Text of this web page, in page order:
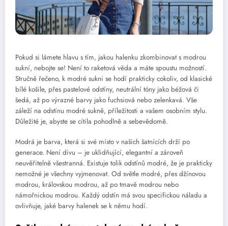
Pokud si lámete hlavu s tím, jakou halenku zkombinovat s modrou
sukní, nebojte se! Není to raketová věda a máte spoustu možností.
Stručně řečeno, k modré sukni se hodí prakticky cokoliv, od klasické
bílé košile, přes pastelové odstíny, neutrální tóny jako béžová či
šedá, až po výrazné barvy jako fuchsiová nebo zelenkavá. Vše
záleží na odstínu modré sukně, příležitosti a vašem osobním stylu.
Důležité je, abyste se cítila pohodlně a sebevědomě.
Modrá je barva, která si své místo v našich šatnících drží po
generace. Není divu – je uklidňující, elegantní a zároveň
neuvěřitelně všestranná. Existuje tolik odstínů modré, že je prakticky
nemožné je všechny vyjmenovat. Od světle modré, přes džínovou
modrou, královskou modrou, až po tmavě modrou nebo
námořnickou modrou. Každý odstín má svou specifickou náladu a
ovlivňuje, jaké barvy halenek se k němu hodí.